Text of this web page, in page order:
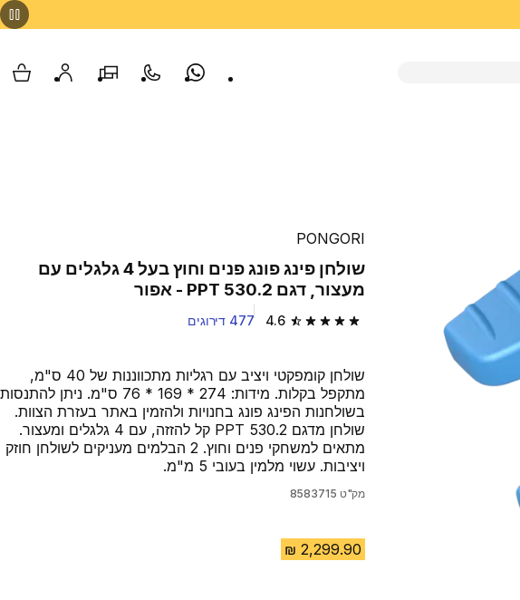
Whatsappצור קשרהסניפים שלנוהחשבון שלי
PONGORI
שולחן פינג פונג פנים וחוץ בעל 4 גלגלים עם
מעצור, דגם PPT 530.2 - אפור
4.6 4.6 out of 5 stars from 477 reviews 477 דירוגים
שולחן קומפקטי ויציב עם רגליות מתכווננות של 40 ס"מ,
מתקפל בקלות. מידות: 274 * 169 * 76 ס"מ. ניתן להתנסות
בשולחנות הפינג פונג בחנויות ולהזמין באתר בעזרת הצוות.
שולחן מדגם PPT 530.2 קל להזזה, עם 4 גלגלים ומעצור.
מתאים למשחקי פנים וחוץ. 2 הבלמים מעניקים לשולחן חוזק
ויציבות. עשוי מלמין בעובי 5 מ"מ.
מק"ט 8583715